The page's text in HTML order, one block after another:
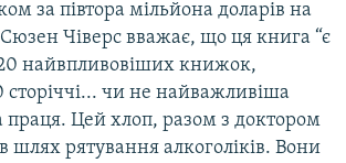
за півтора мільйона доларів на
Сюзен Чіверс вважає, що ця книга “є
найвпливовіших книжок,
чи не найважливіша
праця. Цей хлоп, разом з доктором
рятування алкоголіків. Вони